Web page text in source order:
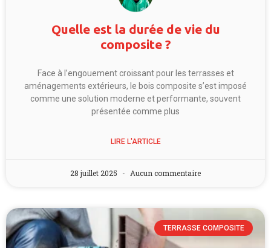
Quelle est la durée de vie du
composite ?
Face à l’engouement croissant pour les terrasses et
aménagements extérieurs, le bois composite s’est imposé
comme une solution moderne et performante, souvent
présentée comme plus
LIRE L'ARTICLE
28 juillet 2025 Aucun commentaire
TERRASSE COMPOSITE